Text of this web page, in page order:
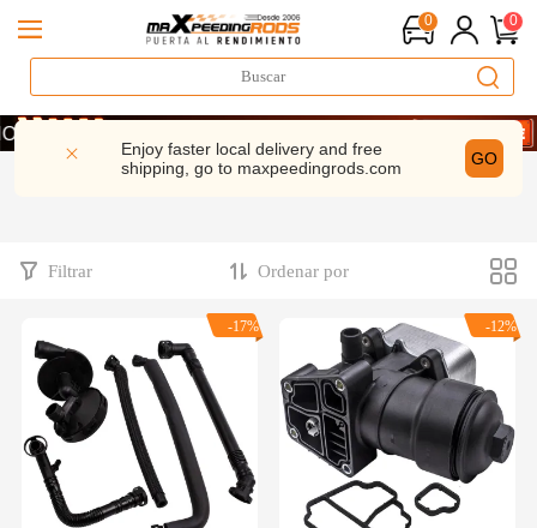
0 0
10% · CÓDIGO: WELCOME
10% · CÓDIGO: WELCOME
10% · CÓDIGO: WELCOME
Enjoy faster local delivery and free
shipping, go to maxpeedingrods.com GO
Filtrar Ordenar por
-17% -12%